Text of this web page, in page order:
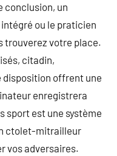
conclusion, un
ou le praticien
trouverez votre place.
citadin,
offrent une
enregistrera
sport est une système
ctolet-mitrailleur
vos adversaires.